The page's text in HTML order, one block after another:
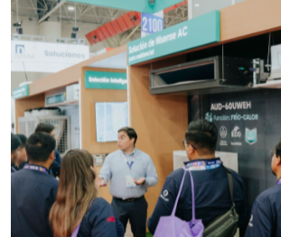
MATERIALES PARA
SISTEMAS DE ESCAPE
Especificaciones:
Requisitos: Garantizar
química y origen
(especialmente para
contar con sistemas de
gestión ambiental.